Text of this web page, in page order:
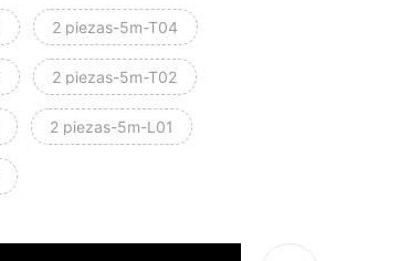
2 piezas-5m-T04
2 piezas-5m-T02
2 piezas-5m-L01